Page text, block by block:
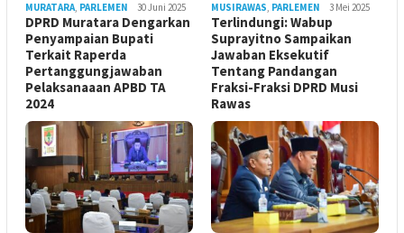
MURATARA, PARLEMEN 30 Juni 2025
DPRD Muratara Dengarkan
Penyampaian Bupati
Terkait Raperda
Pertanggungjawaban
Pelaksanaaan APBD TA
2024
MUSIRAWAS, PARLEMEN 3 Mei 2025
Terlindungi: Wabup
Suprayitno Sampaikan
Jawaban Eksekutif
Tentang Pandangan
Fraksi-Fraksi DPRD Musi
Rawas